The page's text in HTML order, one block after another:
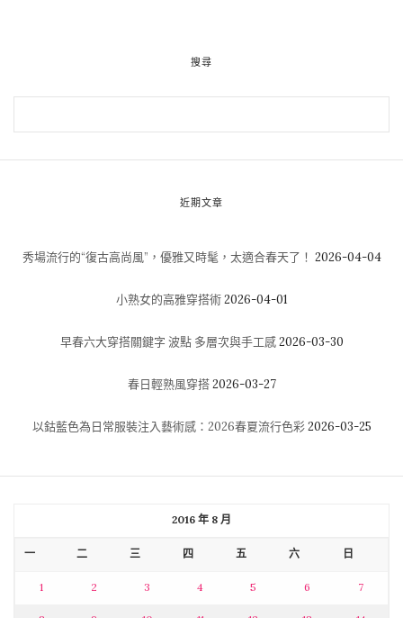
搜尋
近期文章
秀場流行的“復古高尚風”，優雅又時髦，太適合春天了！ 2026-04-04
小熟女的高雅穿搭術 2026-04-01
早春六大穿搭關鍵字 波點 多層次與手工感 2026-03-30
春日輕熟風穿搭 2026-03-27
以鈷藍色為日常服裝注入藝術感：2026春夏流行色彩 2026-03-25
2016 年 8 月
一 二 三 四 五 六 日
1 2 3 4 5 6 7